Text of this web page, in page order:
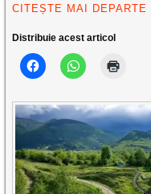
CITEȘTE MAI DEPARTE
Distribuie acest articol